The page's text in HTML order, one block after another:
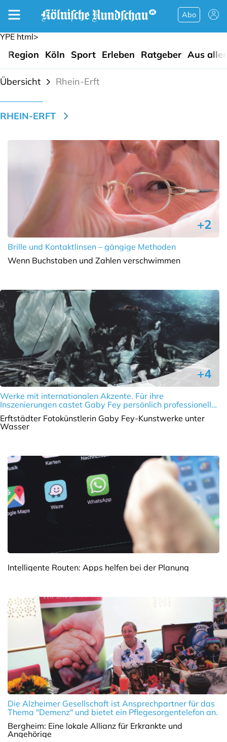
YPE html>
Region Köln Sport Erleben Ratgeber Aus
Abo
Übersicht Rhein-Erft
RHEIN-ERFT
+2
Brille und Kontaktlinsen – gängige Methoden
Wenn Buchstaben und Zahlen verschwimmen
+4
Werke mit internationalen Akzente. Für ihre
Inszenierungen castet Gaby Fey persönlich professionelle
Models, manchmal auch Apnoe-Taucher
Erftstädter Fotokünstlerin Gaby Fey-Kunstwerke unter
Wasser
Intelligente Routen: Apps helfen bei der Planung
Die Alzheimer Gesellschaft ist Ansprechpartner für das
Thema "Demenz" und bietet ein Pflegesorgentelefon an.
Bergheim: Eine lokale Allianz für Erkrankte und
Angehörige